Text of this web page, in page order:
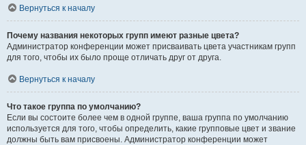
Вернуться к началу
Почему названия некоторых групп имеют разные цвета?
Администратор конференции может присваивать цвета участникам групп
для того, чтобы их было проще отличать друг от друга.
Вернуться к началу
Что такое группа по умолчанию?
Если вы состоите более чем в одной группе, ваша группа по умолчанию
используется для того, чтобы определить, какие групповые цвет и звание
должны быть вам присвоены. Администратор конференции может